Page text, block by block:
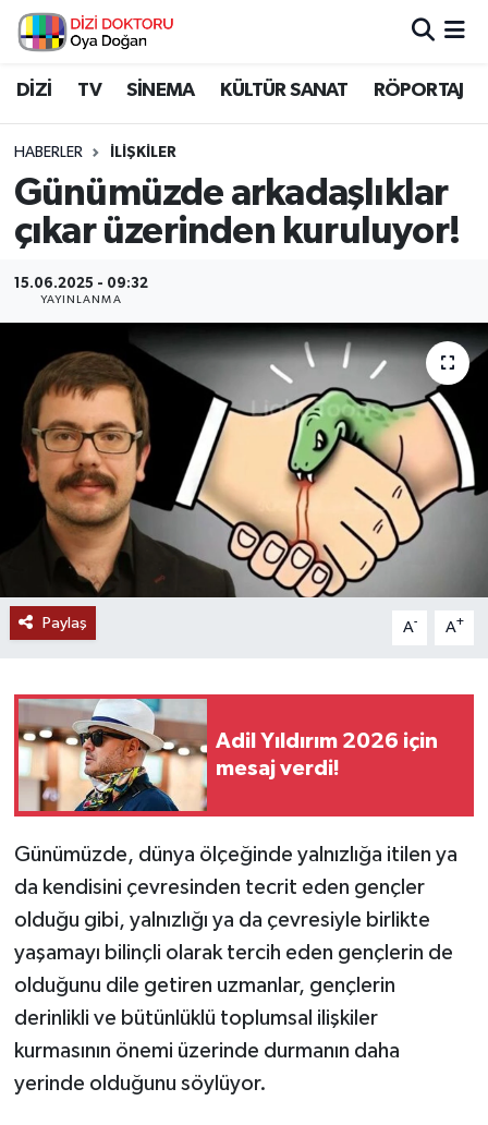
DİZİ TV SİNEMA KÜLTÜR SANAT RÖPORTAJ
HABERLER İLİŞKİLER
Günümüzde arkadaşlıklar
çıkar üzerinden kuruluyor!
15.06.2025 - 09:32
YAYINLANMA
Paylaş A- A+
Adil Yıldırım 2026 için
mesaj verdi!
Günümüzde, dünya ölçeğinde yalnızlığa itilen ya
da kendisini çevresinden tecrit eden gençler
olduğu gibi, yalnızlığı ya da çevresiyle birlikte
yaşamayı bilinçli olarak tercih eden gençlerin de
olduğunu dile getiren uzmanlar, gençlerin
derinlikli ve bütünlüklü toplumsal ilişkiler
kurmasının önemi üzerinde durmanın daha
yerinde olduğunu söylüyor.
İstanbul Nöbetçi Eczaneler
İstanbul Namaz Vakitleri
İstanbul Trafik Yoğunluk Haritası
Süper Lig Puan Durumu ve Fikstür
Tüm Manşetler
Son Dakika Haberleri
Haber Arşivi